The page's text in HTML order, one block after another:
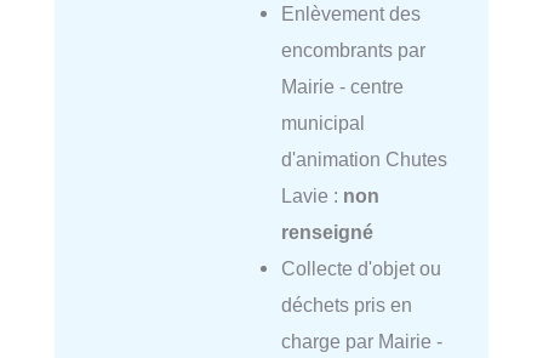
Enlèvement des
encombrants par
Mairie - centre
municipal
d'animation Chutes
Lavie : non
renseigné
Collecte d'objet ou
déchets pris en
charge par Mairie -